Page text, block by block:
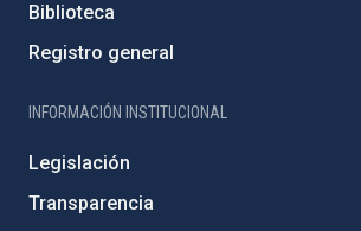
Biblioteca
Registro general
INFORMACIÓN INSTITUCIONAL
Legislación
Transparencia